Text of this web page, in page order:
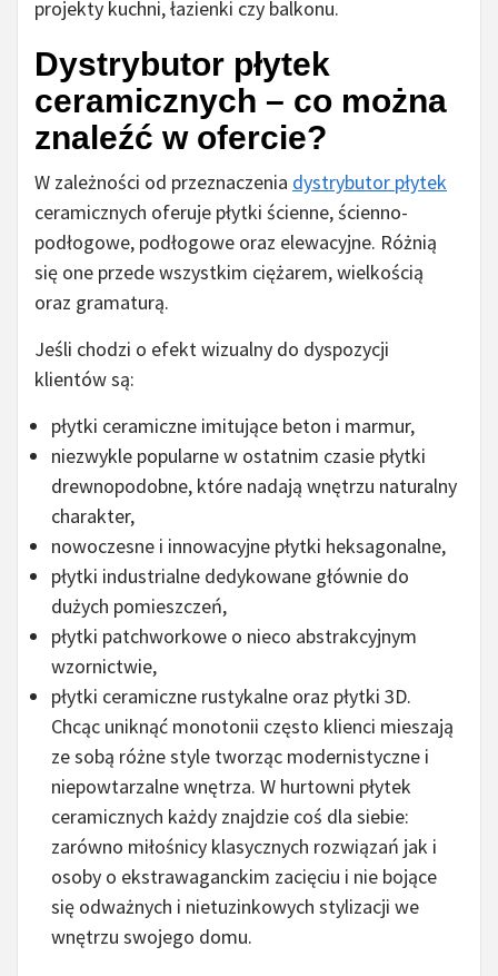
projekty kuchni, łazienki czy balkonu.
Dystrybutor płytek
ceramicznych – co można
znaleźć w ofercie?
W zależności od przeznaczenia dystrybutor płytek
ceramicznych oferuje płytki ścienne, ścienno-
podłogowe, podłogowe oraz elewacyjne. Różnią
się one przede wszystkim ciężarem, wielkością
oraz gramaturą.
Jeśli chodzi o efekt wizualny do dyspozycji
klientów są:
płytki ceramiczne imitujące beton i marmur,
niezwykle popularne w ostatnim czasie płytki
drewnopodobne, które nadają wnętrzu naturalny
charakter,
nowoczesne i innowacyjne płytki heksagonalne,
płytki industrialne dedykowane głównie do
dużych pomieszczeń,
płytki patchworkowe o nieco abstrakcyjnym
wzornictwie,
płytki ceramiczne rustykalne oraz płytki 3D.
Chcąc uniknąć monotonii często klienci mieszają
ze sobą różne style tworząc modernistyczne i
niepowtarzalne wnętrza. W hurtowni płytek
ceramicznych każdy znajdzie coś dla siebie:
zarówno miłośnicy klasycznych rozwiązań jak i
osoby o ekstrawaganckim zacięciu i nie bojące
się odważnych i nietuzinkowych stylizacji we
wnętrzu swojego domu.